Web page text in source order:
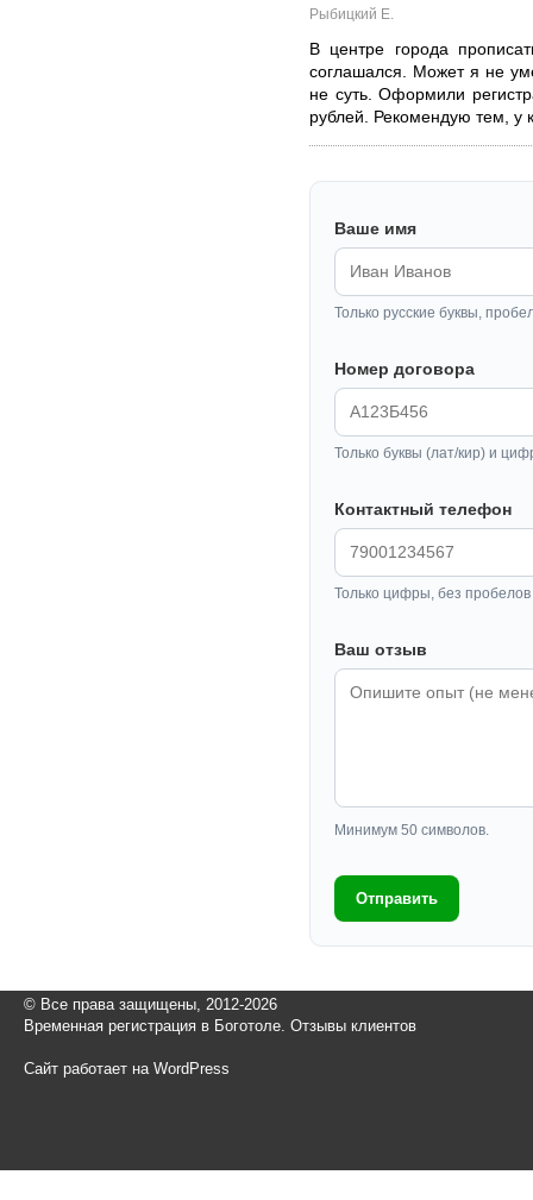
Рыбицкий Е.
В центре города
соглашался. Может я не
не суть. Оформили
рублей. Рекомендую тем, у
Ваше имя
Только русские буквы,
Номер договора
Только буквы (лат/кир) и
Контактный телефон
Только цифры, без
Ваш отзыв
Минимум 50 символов.
Отправить
© Все права защищены, 2012-2026
Временная регистрация в Боготоле. Отзывы клиентов
Сайт работает на WordPress